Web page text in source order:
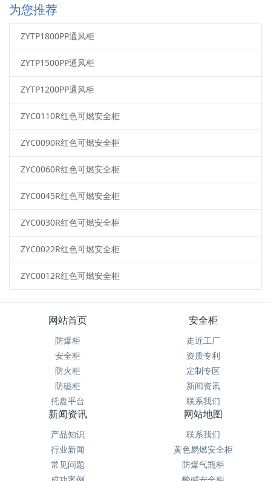
为您推荐
ZYTP1800PP通风柜
ZYTP1500PP通风柜
ZYTP1200PP通风柜
ZYC0110R红色可燃安全柜
ZYC0090R红色可燃安全柜
ZYC0060R红色可燃安全柜
ZYC0045R红色可燃安全柜
ZYC0030R红色可燃安全柜
ZYC0022R红色可燃安全柜
ZYC0012R红色可燃安全柜
网站首页
防爆柜
安全柜
防火柜
防磁柜
托盘平台
安全柜
走近工厂
资质专利
定制专区
新闻资讯
联系我们
新闻资讯
产品知识
行业新闻
常见问题
网站地图
联系我们
黄色易燃安全柜
防爆气瓶柜